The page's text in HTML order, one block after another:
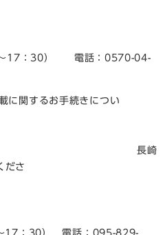
。
～17：30） 電話：0570-04-
に関するお手続きについ
】
崎
ださ
。
17：30） 電話：095-829-